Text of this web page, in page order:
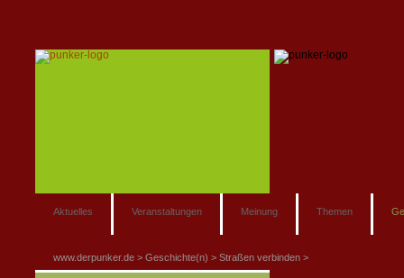
Aktuelles Veranstaltungen Meinung Themen
www.derpunker.de Geschichte(n) Straßen verbinden